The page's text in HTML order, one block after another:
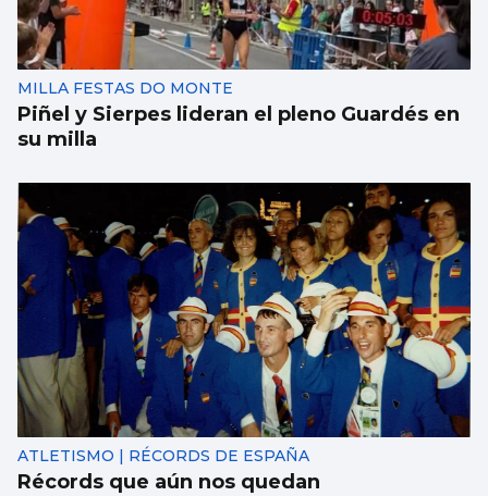
MILLA FESTAS DO MONTE
Piñel y Sierpes lideran el pleno Guardés en
su milla
ATLETISMO | RÉCORDS DE ESPAÑA
Récords que aún nos quedan